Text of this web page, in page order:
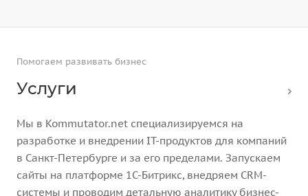
Помогаем развивать бизнес
Услуги
Мы в Kommutator.net специализируемся на
разработке и внедрении IT-продуктов для компаний
в Санкт-Петербурге и за его пределами. Запускаем
сайты на платформе 1С-Битрикс, внедряем CRM-
системы и проводим детальную аналитику бизнес-